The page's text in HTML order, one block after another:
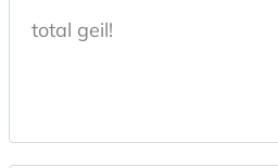
total geil!